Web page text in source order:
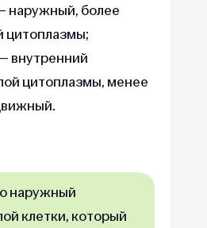
наружный, более
цитоплазмы;
внутренний
цитоплазмы, менее
наружный
клетки, который